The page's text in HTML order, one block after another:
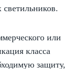
или
класса
защиту,